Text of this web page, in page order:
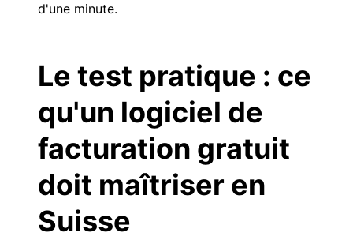
d'une minute.
Le test pratique : ce
qu'un logiciel de
facturation gratuit
doit maîtriser en
Suisse